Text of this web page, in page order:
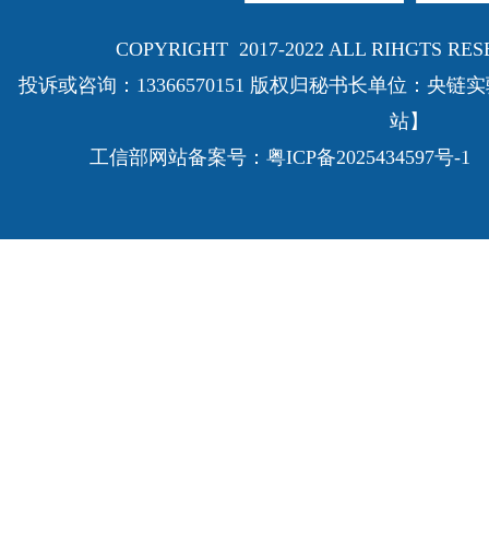
COPYRIGHT 2017-2022 ALL RIHGTS
投诉或咨询：13366570151 版权归秘书长单位：央链
站】
工信部网站备案号： 粤ICP备2025434597号-1